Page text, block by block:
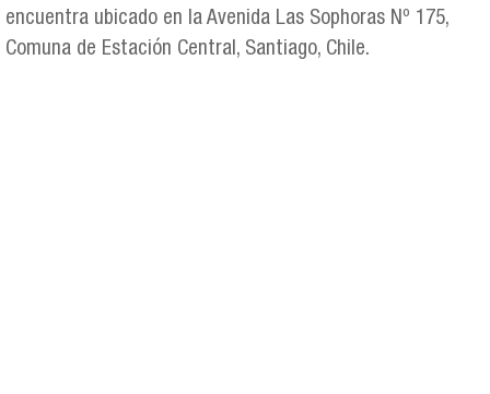
encuentra ubicado en la Avenida Las Sophoras Nº 175,
Comuna de Estación Central, Santiago, Chile.